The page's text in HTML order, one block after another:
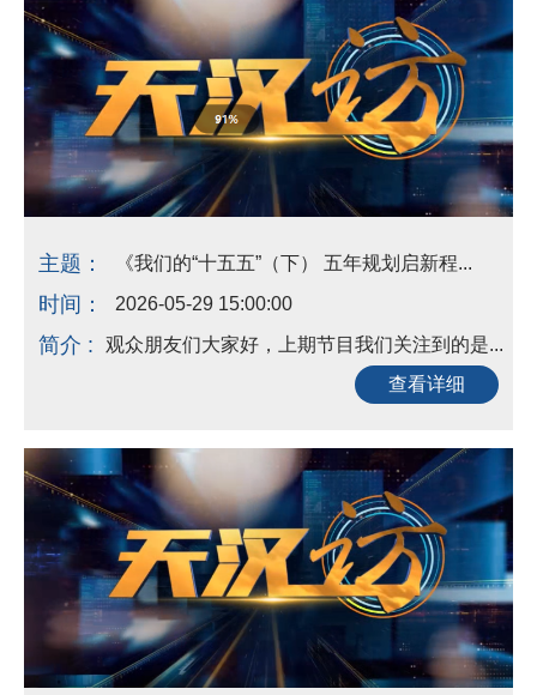
主题： 《我们的“十五五”（下） 五年规划启新程...
时间： 2026-05-29 15:00:00
简介 :
观众朋友们大家好，上期节目我们关注到的是...
查看详细